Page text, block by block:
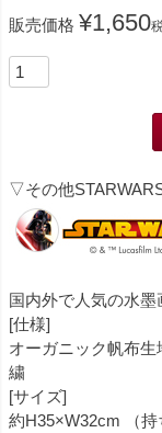
販売価格 ¥1,650
▽その他
国内外で人気の水墨
[仕様]
オーガニック帆布
繍
[サイズ]
約H35×W32cm （持